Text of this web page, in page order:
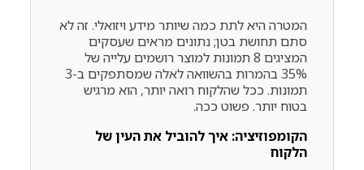
המטרה היא לתת כמה שיותר מידע ויזואלי. זה לא
סתם תחושת בטן; נתונים מראים שעסקים
המציגים 8 תמונות למוצר רושמים עלייה של
35% בהמרות בהשוואה לאלה שמסתפקים ב-3
תמונות. ככל שהלקוח רואה יותר, הוא מרגיש
בטוח יותר. פשוט ככה.
הקומפוזיציה: איך להוביל את העין של
הלקוח